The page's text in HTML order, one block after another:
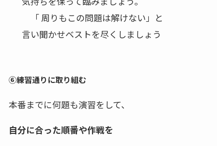
「 周りもこの問題は解けない」と
言い聞かせベストを尽くしましょう
⑥練習通りに取り組む
本番までに何題も演習をして、
自分に合った順番や作戦を